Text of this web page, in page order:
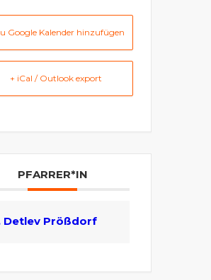
Google Kalender hinzufügen
+ iCal / Outlook export
PFARRER*IN
Detlev Prößdorf